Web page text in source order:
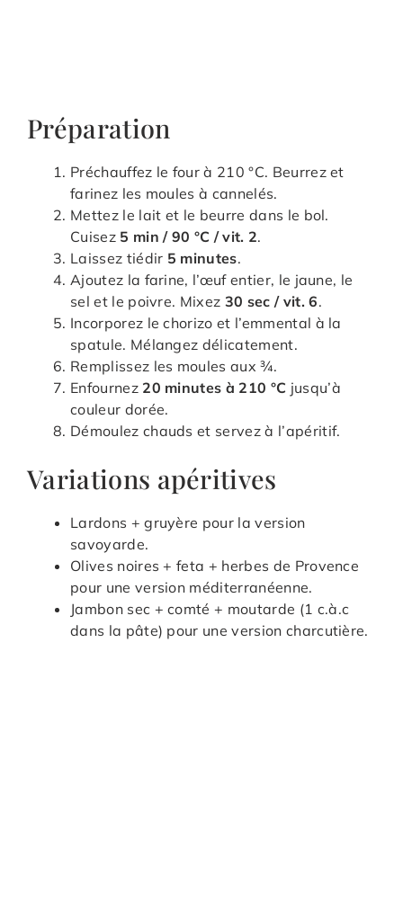
Préparation
Préchauffez le four à 210 °C. Beurrez et
farinez les moules à cannelés.
Mettez le lait et le beurre dans le bol.
Cuisez 5 min / 90 °C / vit. 2.
Laissez tiédir 5 minutes.
Ajoutez la farine, l’œuf entier, le jaune, le
sel et le poivre. Mixez 30 sec / vit. 6.
Incorporez le chorizo et l’emmental à la
spatule. Mélangez délicatement.
Remplissez les moules aux ¾.
Enfournez 20 minutes à 210 °C jusqu’à
couleur dorée.
Démoulez chauds et servez à l’apéritif.
Variations apéritives
Lardons + gruyère pour la version
savoyarde.
Olives noires + feta + herbes de Provence
pour une version méditerranéenne.
Jambon sec + comté + moutarde (1 c.à.c
dans la pâte) pour une version charcutière.